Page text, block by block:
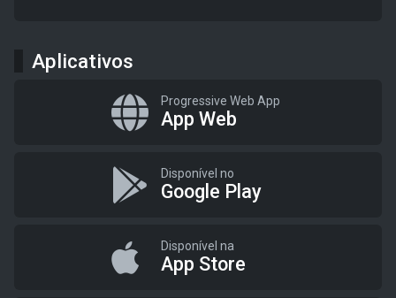
Aplicativos
Progressive Web App
App Web
Disponível no
Google Play
Disponível na
App Store